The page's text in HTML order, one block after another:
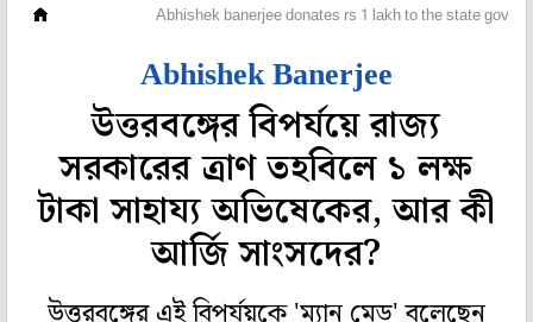
Abhishek banerjee donates rs 1 lakh to the state
Abhishek Banerjee
উত্তরবঙ্গের বিপর্যয়ে রাজ্য
সরকারের ত্রাণ তহবিলে ১ লক্ষ
টাকা সাহায্য অভিষেকের, আর কী
আর্জি সাংসদের?